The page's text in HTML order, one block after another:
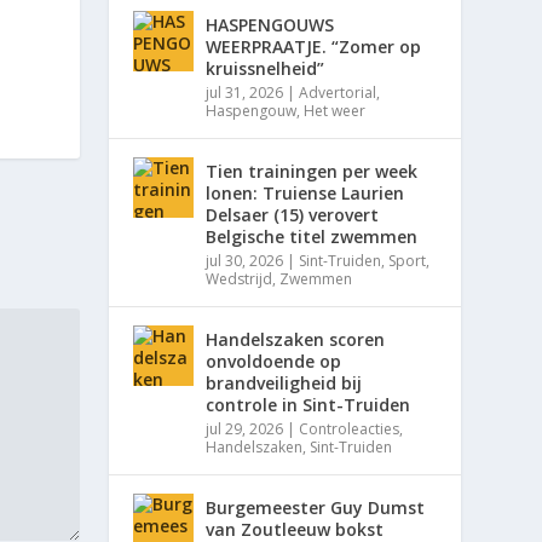
HASPENGOUWS
WEERPRAATJE. “Zomer op
kruissnelheid”
jul 31, 2026 |Advertorial,
Haspengouw, Het weer
Tien trainingen per week
lonen: Truiense Laurien
Delsaer (15) verovert
Belgische titel zwemmen
jul 30, 2026 | Sint-Truiden, Sport,
Wedstrijd, Zwemmen
Handelszaken scoren
onvoldoende op
brandveiligheid bij
controle in Sint-Truiden
jul 29, 2026 | Controleacties,
Handelszaken, Sint-Truiden
Burgemeester Guy Dumst
van Zoutleeuw bokst